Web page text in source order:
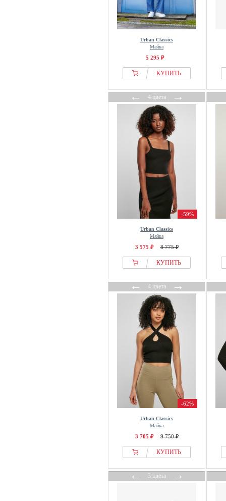
Urban Classics
Майка
5 295 ₽
КУПИТЬ
←4 цвета→
-59%
Urban Classics
Майка
3 575 ₽ 8 775 ₽
КУПИТЬ
←4 цвета→
-62%
Urban Classics
Майка
3 705 ₽ 9 750 ₽
КУПИТЬ
←3 цвета→